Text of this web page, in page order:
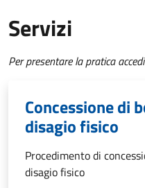
Servizi
Per presentare la pratica
Concessione di
disagio fisico
Procedimento di
disagio fisico